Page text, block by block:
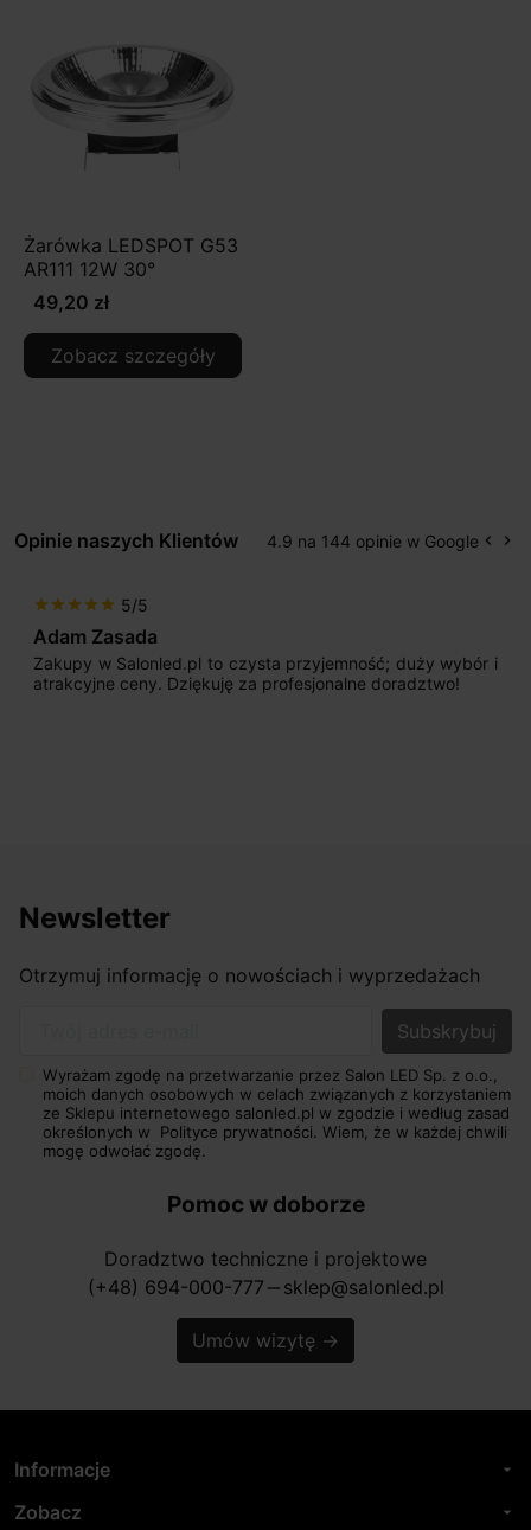
Żarówka LEDSPOT G53
AR111 12W 30°
49,20 zł
Zobacz szczegóły
Opinie naszych Klientów 4.9 na 144 opinie w Google keyboard_arrow_left keyboard_arrow_right
to czysta przyjemność; duży wybór i
za profesjonalne doradztwo!
Jestem bardzo
początku
Newsletter
Otrzymuj informację o nowościach i wyprzedażach
Wyrażam zgodę na przetwarzanie przez Salon LED Sp. z o.o.,
moich danych osobowych w celach związanych z korzystaniem
ze Sklepu internetowego salonled.pl w zgodzie i według zasad
określonych w Polityce prywatności. Wiem, że w każdej chwili
mogę odwołać zgodę.
Pomoc w doborze
Doradztwo techniczne i projektowe
(+48) 694-000-777 horizontal_rule sklep@salonled.pl
Umów wizytę →
Informacje arrow_drop_down
Zobacz arrow_drop_down